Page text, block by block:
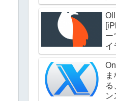
シ
ー
イ
影
る
ン